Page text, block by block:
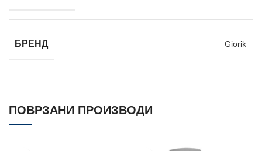
БРЕНД Giorik
ПОВРЗАНИ ПРОИЗВОДИ